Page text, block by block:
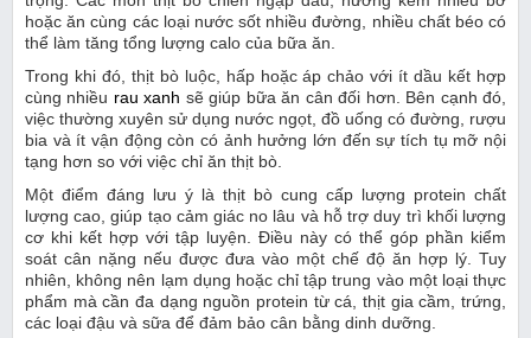
hoặc ăn cùng các loại nước sốt nhiều đường, nhiều chất béo có
thể làm tăng tổng lượng calo của bữa ăn.
Trong khi đó, thịt bò luộc, hấp hoặc áp chảo với ít dầu kết hợp
cùng nhiều rau xanh sẽ giúp bữa ăn cân đối hơn. Bên cạnh đó,
việc thường xuyên sử dụng nước ngọt, đồ uống có đường, rượu
bia và ít vận động còn có ảnh hưởng lớn đến sự tích tụ mỡ nội
tạng hơn so với việc chỉ ăn thịt bò.
Một điểm đáng lưu ý là thịt bò cung cấp lượng protein chất
lượng cao, giúp tạo cảm giác no lâu và hỗ trợ duy trì khối lượng
cơ khi kết hợp với tập luyện. Điều này có thể góp phần kiểm
soát cân nặng nếu được đưa vào một chế độ ăn hợp lý. Tuy
nhiên, không nên lạm dụng hoặc chỉ tập trung vào một loại thực
phẩm mà cần đa dạng nguồn protein từ cá, thịt gia cầm, trứng,
các loại đậu và sữa để đảm bảo cân bằng dinh dưỡng.